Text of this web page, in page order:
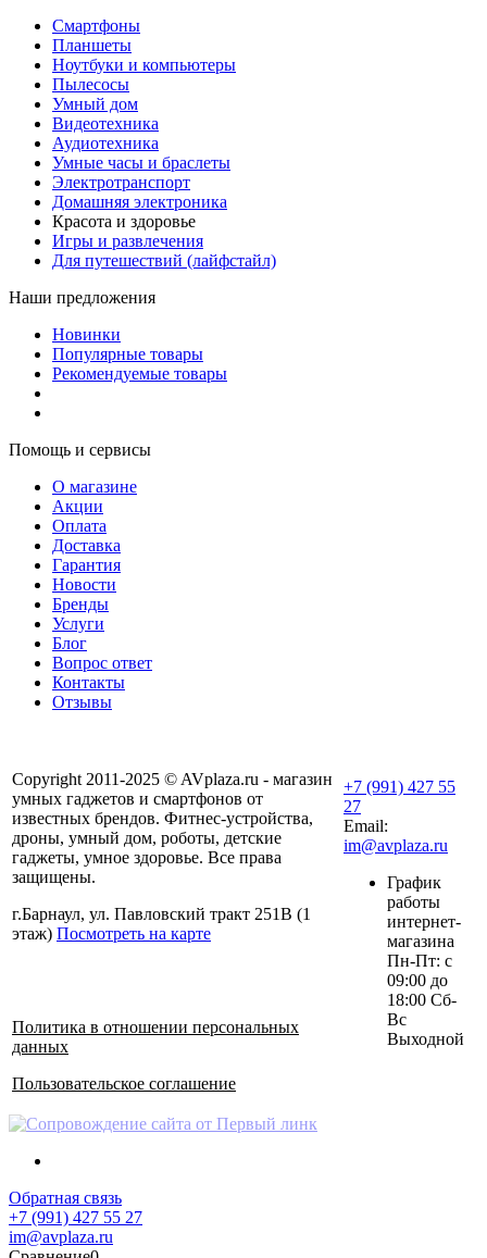
Смартфоны
Планшеты
Ноутбуки и компьютеры
Пылесосы
Умный дом
Видеотехника
Аудиотехника
Умные часы и браслеты
Электротранспорт
Домашняя электроника
Красота и здоровье
Игры и развлечения
Для путешествий (лайфстайл)
Наши предложения
Новинки
Популярные товары
Рекомендуемые товары
Помощь и сервисы
О магазине
Акции
Оплата
Доставка
Гарантия
Новости
Бренды
Услуги
Блог
Вопрос ответ
Контакты
Отзывы
Copyright 2011-2025 © AVplaza.ru - магазин
умных гаджетов и смартфонов от
известных брендов. Фитнес-устройства,
дроны, умный дом, роботы, детские
гаджеты, умное здоровье. Все права
защищены.
г.Барнаул, ул. Павловский тракт 251В (1
этаж) Посмотреть на карте
Политика в отношении персональных
данных
Пользовательское соглашение
+7 (991) 427 55
27
Email:
im@avplaza.ru
График
работы
интернет-
магазина
Пн-Пт: с
09:00 до
18:00 Сб-
Вс
Выходной
Обратная связь
+7 (991) 427 55 27
im@avplaza.ru